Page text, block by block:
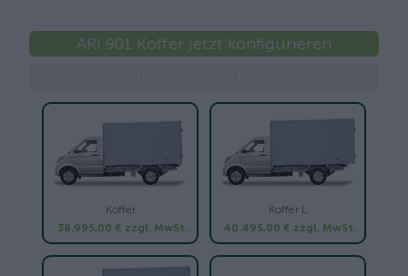
ARI 901 Koffer jetzt konfigurieren
Koffer
38.995,00 € zzgl. MwSt.
Koffer L
40.495,00 € zzgl. MwSt.